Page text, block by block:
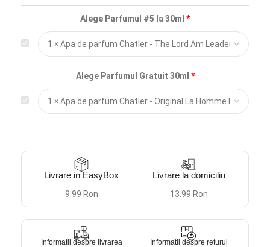
Alege Parfumul #5 la 30ml
Alege Parfumul Gratuit 30ml
Livrare in EasyBox
9.99 Ron
Livrare la domiciliu
13.99 Ron
Informatii despre livrarea
Informatii despre returul